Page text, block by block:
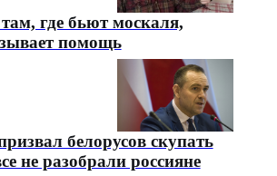
где бьют москаля,
помощь
белорусов скупать
не разобрали россияне